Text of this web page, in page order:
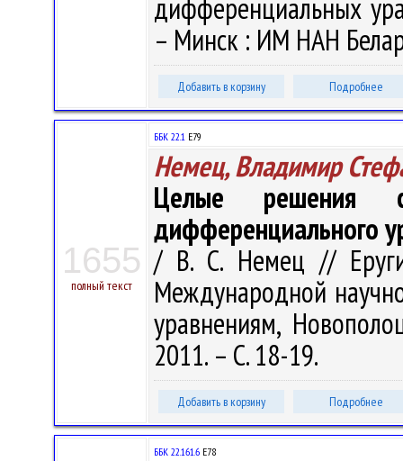
дифференциальных
– Минск : ИМ НАН
Добавить в корзину Подробнее
1655
полный текст
ББК 22.1 Е79
Немец, Владимир
Целые решения
дифференциального
/ В. С. Немец //
Международной
уравнениям,
2011. – С. 18-19.
Добавить в корзину Подробнее
ББК 22.161.6 Е78